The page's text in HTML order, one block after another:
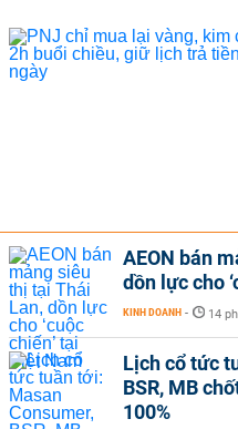
AEON bán
dồn lực cho
KINH DOANH - 14
Lịch cổ tức
BSR, MB
100%